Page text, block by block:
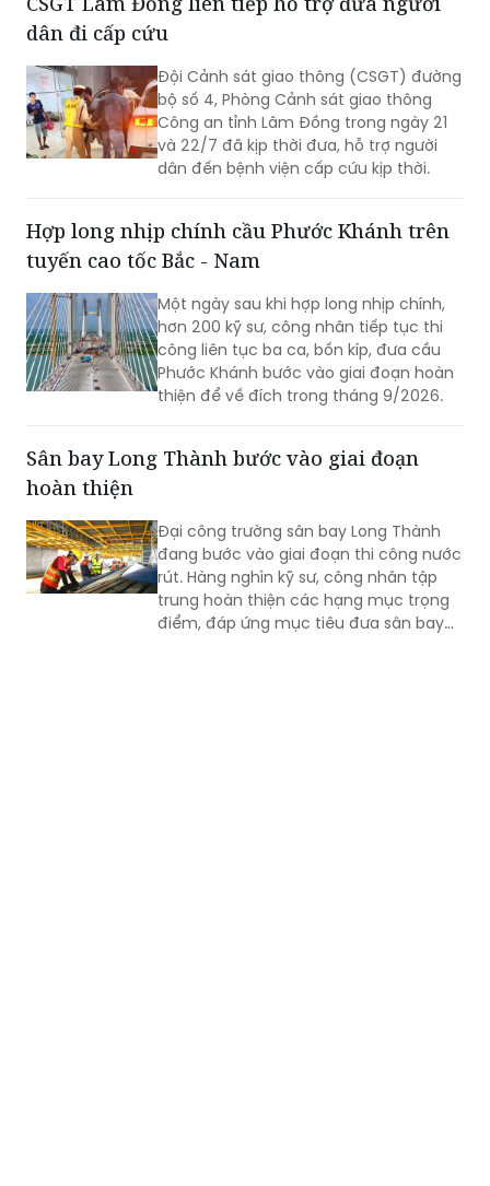
Đội Cảnh sát giao thông (CSGT) đường
bộ số 4, Phòng Cảnh sát giao thông
Công an tỉnh Lâm Đồng trong ngày 21
và 22/7 đã kịp thời đưa, hỗ trợ người
dân đến bệnh viện cấp cứu kịp thời.
Hợp long nhịp chính cầu Phước Khánh trên
Một ngày sau khi hợp long nhịp chính,
hơn 200 kỹ sư, công nhân tiếp tục thi
công liên tục ba ca, bốn kíp, đưa cầu
Phước Khánh bước vào giai đoạn hoàn
thiện để về đích trong tháng 9/2026.
Sân bay Long Thành bước vào giai đoạn
Đại công trường sân bay Long Thành
rút. Hàng nghìn kỹ sư, công nhân tập
trung hoàn thiện các hạng mục trọng
điểm, đáp ứng mục tiêu đưa sân bay
vào khai thác thương mại cuối năm
2026.